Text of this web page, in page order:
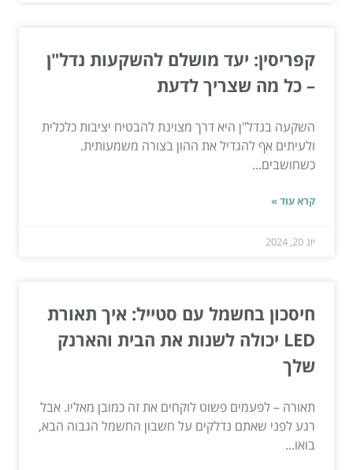
קפריסין: יעד מושלם להשקעות נדל"ן
– כל מה שצריך לדעת
השקעה בנדל"ן היא דרך מצוינת להבטיח יציבות כלכלית
ולעיתים אף להגדיל את ההון בצורה משמעותית.
כשחושבים...
קרא עוד »
יונ 20, 2024
חיסכון בחשמל עם סטייל: איך תאורת
LED יכולה לשנות את הבית והארנק
שלך
תאורה – לפעמים פשוט לוקחים את זה כמובן מאליו. אבל
רגע לפני שאתם נדלקים על חשבון החשמל הגבוה הבא,
בואו...